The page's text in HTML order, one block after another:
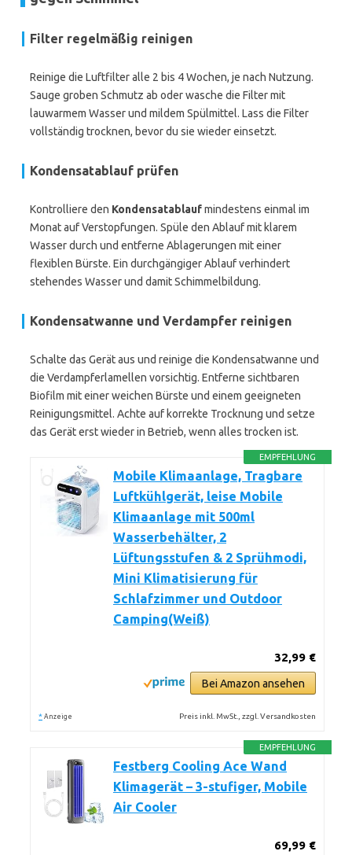
Filter regelmäßig reinigen
Reinige die Luftfilter alle 2 bis 4 Wochen, je nach Nutzung.
Sauge groben Schmutz ab oder wasche die Filter mit
lauwarmem Wasser und mildem Spülmittel. Lass die Filter
vollständig trocknen, bevor du sie wieder einsetzt.
Kondensatablauf prüfen
Kontrolliere den Kondensatablaufmindestens einmal im
Monat auf Verstopfungen. Spüle den Ablauf mit klarem
Wasser durch und entferne Ablagerungen mit einer
flexiblen Bürste. Ein durchgängiger Ablauf verhindert
stehendes Wasser und damit Schimmelbildung.
Kondensatwanne und Verdampfer reinigen
Schalte das Gerät aus und reinige die Kondensatwanne und
die Verdampferlamellen vorsichtig. Entferne sichtbaren
Biofilm mit einer weichen Bürste und einem geeigneten
Reinigungsmittel. Achte auf korrekte Trocknung und setze
das Gerät erst wieder in Betrieb, wenn alles trocken ist.
EMPFEHLUNG
Mobile Klimaanlage, Tragbare
Luftkühlgerät, leise Mobile
Klimaanlage mit 500ml
Wasserbehälter, 2
Lüftungsstufen & 2 Sprühmodi,
Mini Klimatisierung für
Schlafzimmer und Outdoor
Camping(Weiß)
32,99 €
Bei Amazon ansehen
* Anzeige Preis inkl. MwSt., zzgl. Versandkosten
EMPFEHLUNG
Festberg Cooling Ace Wand
Klimagerät – 3-stufiger, Mobile
Air Cooler
69,99 €